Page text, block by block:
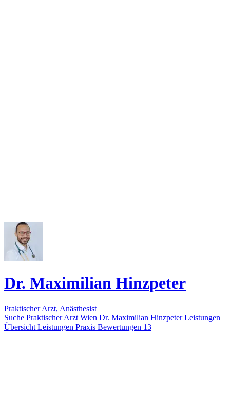
Dr. Maximilian Hinzpeter
Praktischer Arzt, Anästhesist
Suche Praktischer Arzt Wien Dr. Maximilian Hinzpeter Leistungen
Übersicht Leistungen Praxis Bewertungen 13